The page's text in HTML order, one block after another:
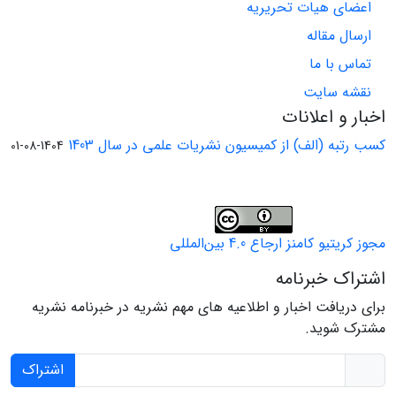
اعضای هیات تحریریه
ارسال مقاله
تماس با ما
نقشه سایت
اخبار و اعلانات
کسب رتبه (الف) از کمیسیون نشریات علمی در سال 1403 1404-08-01
مجوز کریتیو کامنز ارجاع 4.0 بین‌المللی
اشتراک خبرنامه
برای دریافت اخبار و اطلاعیه های مهم نشریه در خبرنامه نشریه
مشترک شوید.
اشتراک